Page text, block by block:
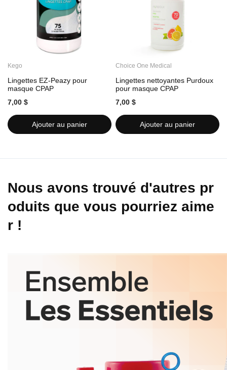
Kego
Lingettes EZ-Peazy pour
masque CPAP
7,00 $
Ajouter au panier
Choice One Medical
Lingettes nettoyantes Purdoux
pour masque CPAP
7,00 $
Ajouter au panier
Nous avons trouvé d'autres pr
oduits que vous pourriez aime
r !